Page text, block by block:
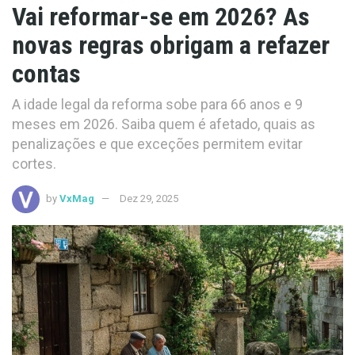
Vai reformar-se em 2026? As
novas regras obrigam a refazer
contas
A idade legal da reforma sobe para 66 anos e 9
meses em 2026. Saiba quem é afetado, quais as
penalizações e que exceções permitem evitar
cortes.
by VxMag Dez 29, 2025